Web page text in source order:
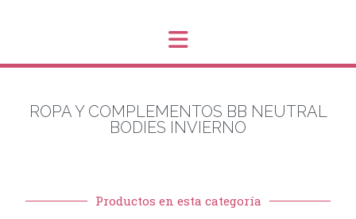
ROPA Y COMPLEMENTOS BB NEUTRAL
BODIES INVIERNO
Productos en esta categoría